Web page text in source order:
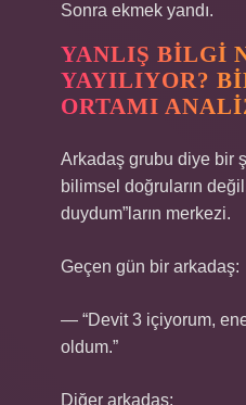
Sonra ekmek yandı.
YANLIŞ BILGI
YAYILIYOR?
ORTAMI
Arkadaş grubu diye bir
bilimsel doğruların
duydum”ların merkezi.
Geçen gün bir arkadaş:
— “Devit 3 içiyorum,
oldum.”
Diğer arkadaş: